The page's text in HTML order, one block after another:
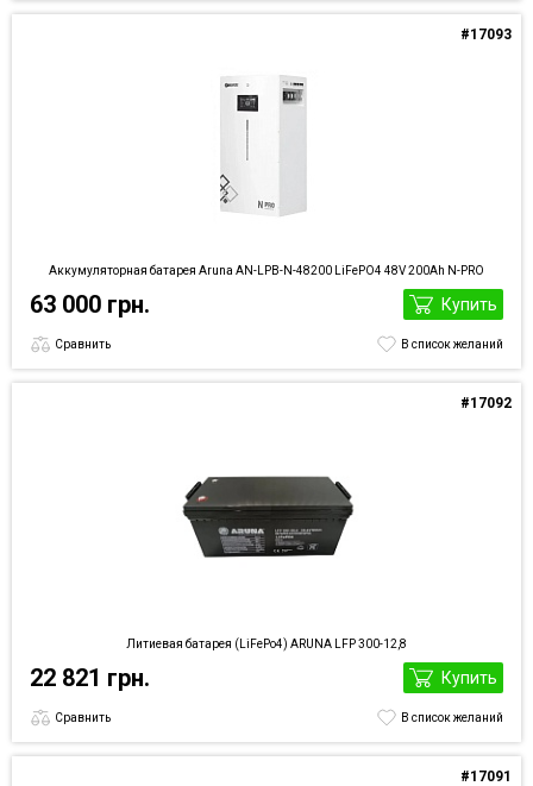
Аккумуляторная батарея Aruna AN-LPB-N-48200 LiFePO4 48V 200Ah N-PRO
#17093
63 000 грн. Купить
Сравнить В список желаний
Литиевая батарея (LiFePo4) ARUNA LFP 300-12,8
#17092
22 821 грн. Купить
Сравнить В список желаний
#17091